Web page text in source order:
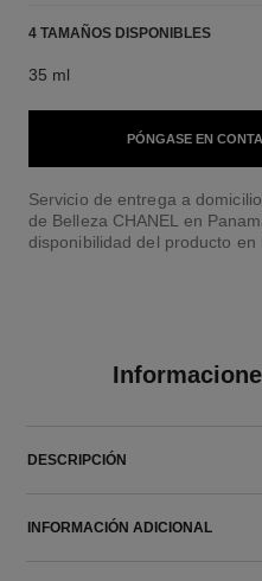
4 TAMAÑOS DISPONIBLES
35 ml
PÓNGASE EN
Servicio de entrega a
de Belleza CHANEL en
disponibilidad del producto en
DESCRIPCIÓN
INFORMACIÓN ADICIONAL